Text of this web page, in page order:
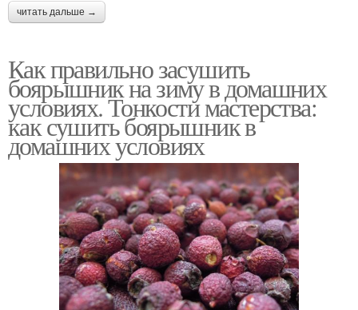
читать дальше →
Как правильно засушить
боярышник на зиму в домашних
условиях. Тонкости мастерства:
как сушить боярышник в
домашних условиях